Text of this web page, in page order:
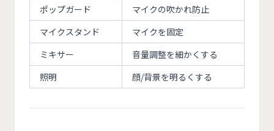
ポップガード
マイクの吹かれ防止
マイクスタンド
マイクを固定
ミキサー
音量調整を細かくする
照明
顔/背景を明るくする